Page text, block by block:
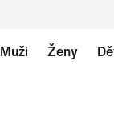
Muži Ženy